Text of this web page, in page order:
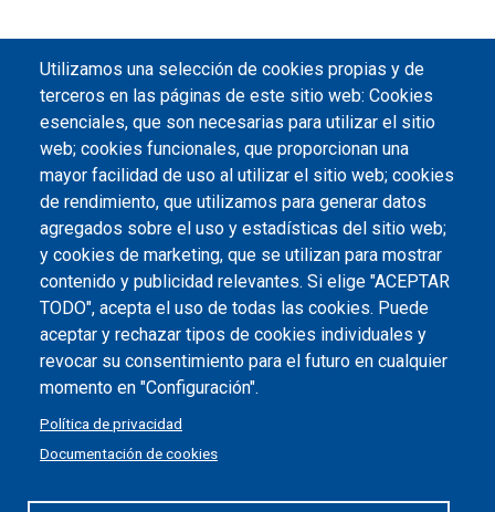
Utilizamos una selección de cookies propias y de
terceros en las páginas de este sitio web: Cookies
esenciales, que son necesarias para utilizar el sitio
web; cookies funcionales, que proporcionan una
mayor facilidad de uso al utilizar el sitio web; cookies
de rendimiento, que utilizamos para generar datos
agregados sobre el uso y estadísticas del sitio web;
y cookies de marketing, que se utilizan para mostrar
contenido y publicidad relevantes. Si elige "ACEPTAR
TODO", acepta el uso de todas las cookies. Puede
aceptar y rechazar tipos de cookies individuales y
revocar su consentimiento para el futuro en cualquier
momento en "Configuración".
Política de privacidad
Documentación de cookies